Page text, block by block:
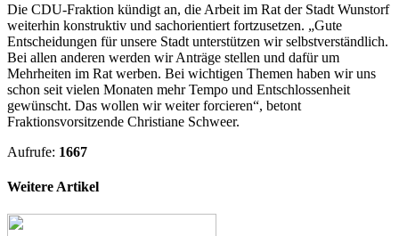
Die CDU-Fraktion kündigt an, die Arbeit im Rat der Stadt Wunstorf
weiterhin konstruktiv und sachorientiert fortzusetzen. „Gute
Entscheidungen für unsere Stadt unterstützen wir selbstverständlich.
Bei allen anderen werden wir Anträge stellen und dafür um
Mehrheiten im Rat werben. Bei wichtigen Themen haben wir uns
schon seit vielen Monaten mehr Tempo und Entschlossenheit
gewünscht. Das wollen wir weiter forcieren“, betont
Fraktionsvorsitzende Christiane Schweer.
Aufrufe: 1667
Weitere Artikel